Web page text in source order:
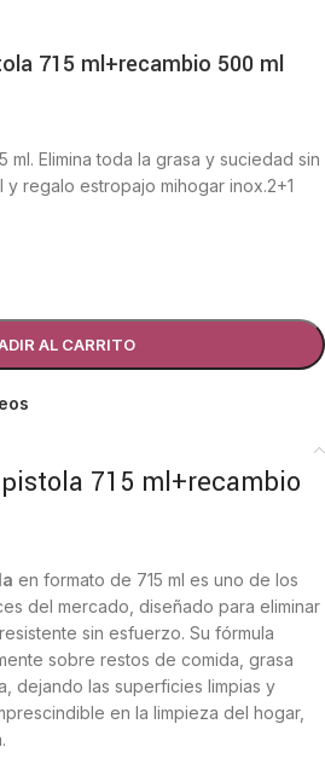
715 ml+recambio 500 ml
ml. Elimina toda la grasa y suciedad sin
regalo estropajo mihogar inox.2+1
AL CARRITO
715 ml+recambio
en formato de 715 ml es uno de los
del mercado, diseñado para eliminar
sin esfuerzo. Su fórmula
sobre restos de comida, grasa
dejando las superficies limpias y
en la limpieza del hogar,